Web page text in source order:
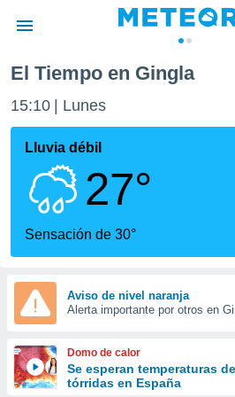
de
por
se
calidad.
a este
las
y
forma
digital
basada
El Tiempo en Gingla
15:10 Lunes
Lluvia débil
27°
Sensación de 30°
Aviso de nivel naranja
Alerta importante por otros en
Domo de calor
Se esperan temperaturas
tórridas en España